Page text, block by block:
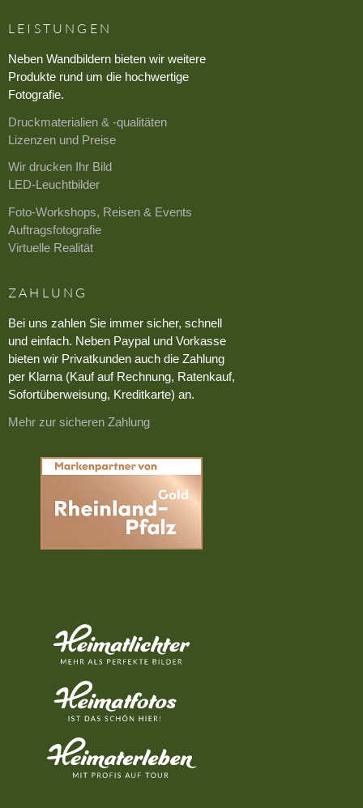
LEISTUNGEN
Neben Wandbildern bieten wir weitere
Produkte rund um die hochwertige
Fotografie.
Druckmaterialien & -qualitäten
Lizenzen und Preise
Wir drucken Ihr Bild
LED-Leuchtbilder
Foto-Workshops, Reisen & Events
Auftragsfotografie
Virtuelle Realität
ZAHLUNG
Bei uns zahlen Sie immer sicher, schnell
und einfach. Neben Paypal und Vorkasse
bieten wir Privatkunden auch die Zahlung
per Klarna (Kauf auf Rechnung, Ratenkauf,
Sofortüberweisung, Kreditkarte) an.
Mehr zur sicheren Zahlung